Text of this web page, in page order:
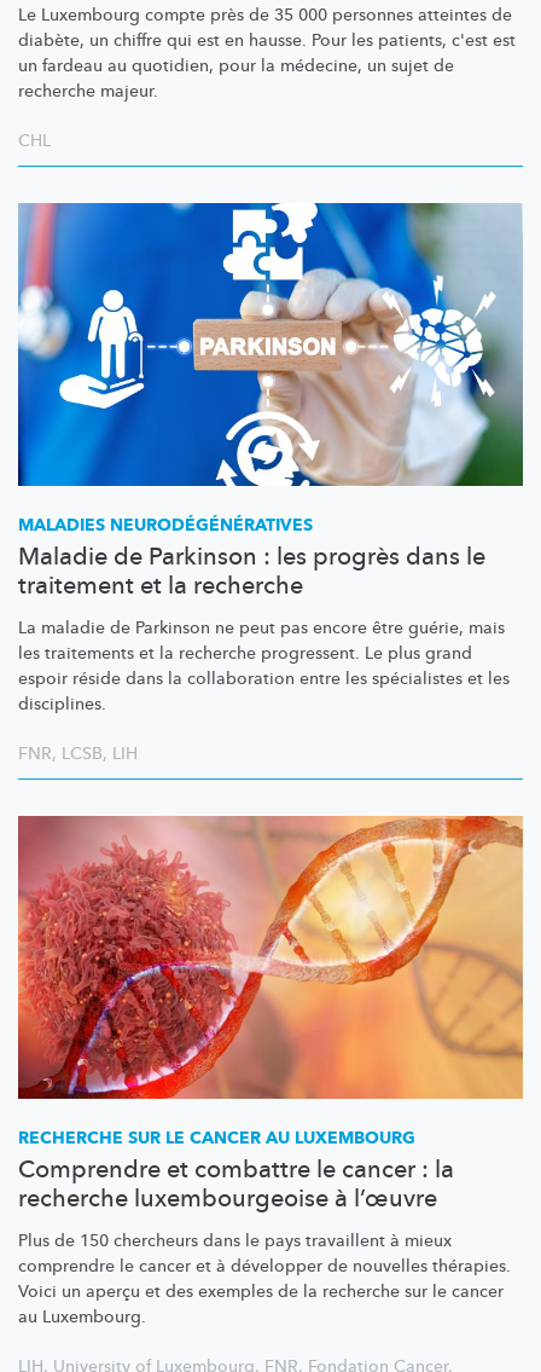
Le Luxembourg compte près de 35 000 personnes atteintes de
diabète, un chiffre qui est en hausse. Pour les patients, c'est est
un fardeau au quotidien, pour la médecine, un sujet de
recherche majeur.
CHL
MALADIES NEURODÉGÉNÉRATIVES
Maladie de Parkinson : les progrès dans le
traitement et la recherche
La maladie de Parkinson ne peut pas encore être guérie, mais
les traitements et la recherche progressent. Le plus grand
espoir réside dans la collaboration entre les spécialistes et les
disciplines.
FNR, LCSB, LIH
RECHERCHE SUR LE CANCER AU LUXEMBOURG
Comprendre et combattre le cancer : la
recherche luxembourgeoise à l’œuvre
Plus de 150 chercheurs dans le pays travaillent à mieux
comprendre le cancer et à développer de nouvelles thérapies.
Voici un aperçu et des exemples de la recherche sur le cancer
au Luxembourg.
LIH, University of Luxembourg, FNR, Fondation Cancer,